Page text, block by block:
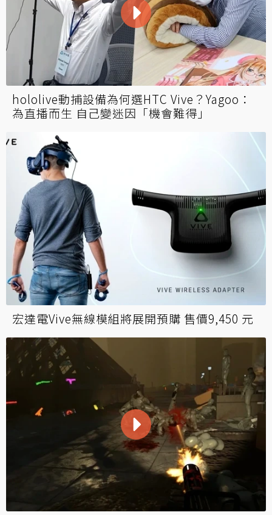
hololive動捕設備為何選HTC Vive？Yagoo：
為直播而生 自己變迷因「機會難得」
宏達電Vive無線模組將展開預購 售價9,450 元